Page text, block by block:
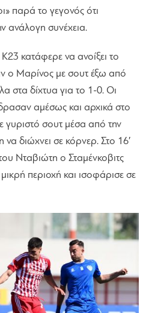
παρά το γεγονός ότι
ανάλογη συνέχεια.
κατάφερε να ανοίξει το
ο Μαρίνος με σουτ έξω από
στα δίχτυα για το 1-0. Οι
αμέσως και αρχικά στο
γυριστό σουτ μέσα από την
διώχνει σε κόρνερ. Στο 16′
Νταβιώτη ο Σταμένκοβιτς
περιοχή και ισοφάρισε σε